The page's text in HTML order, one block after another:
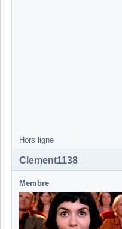
Hors ligne
Clement1138
Membre